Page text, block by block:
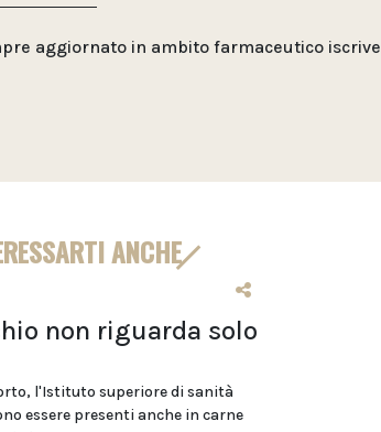
aggiornato in ambito farmaceutico
ANCHE
non riguarda solo
l'Istituto superiore di sanità
essere presenti anche in carne